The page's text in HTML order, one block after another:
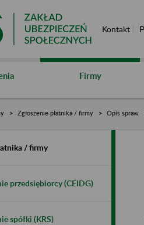
Kontakt
Firmy
Zgłoszenie płatnika / firmy Opis spraw
/ firmy
przedsiębiorcy (CEIDG)
spółki (KRS)